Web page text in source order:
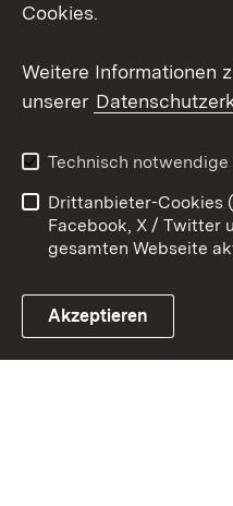
Youtube
Link zum Landesportal
Kontakt
Barrierefreiheit
Impressum
Cookies.
Weitere Informationen
unserer
Technisch notwendige
Drittanbieter-Cookies
Facebook, X / Twitter
gesamten Webseite
Akzeptieren